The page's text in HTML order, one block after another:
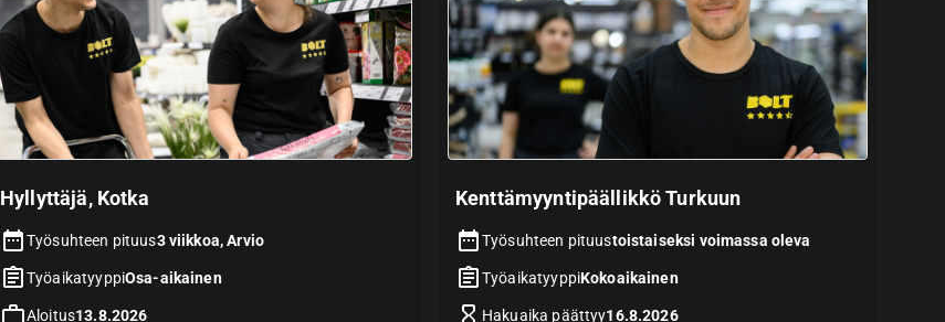
Hyllyttäjä, Kotka
Työsuhteen pituus3 viikkoa, Arvio
TyöaikatyyppiOsa-aikainen
Aloitus13.8.2026
Kenttämyyntipäällikkö Turkuun
Työsuhteen pituustoistaiseksi voimassa oleva
TyöaikatyyppiKokoaikainen
Hakuaika päättyy16.8.2026